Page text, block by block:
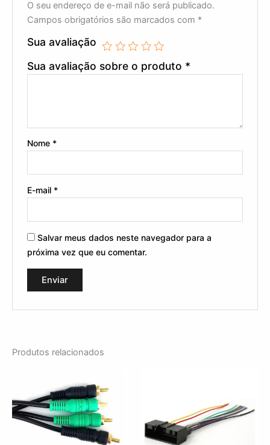
O seu endereço de e-mail não será publicado.
Campos obrigatórios são marcados com *
Sua avaliação
Sua avaliação sobre o produto *
Nome *
E-mail *
Salvar meus dados neste navegador para a
próxima vez que eu comentar.
Produtos relacionados